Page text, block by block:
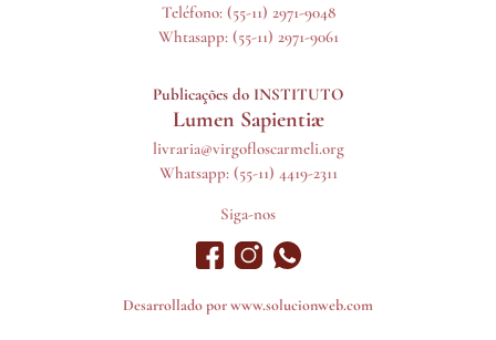
Teléfono: (55-11) 2971-9048
Whtasapp: (55-11) 2971-9061
Publicações do INSTITUTO
Lumen Sapientiæ
livraria@virgofloscarmeli.org
Whatsapp: (55-11) 4419-2311
Siga-nos
Desarrollado porwww.solucionweb.com